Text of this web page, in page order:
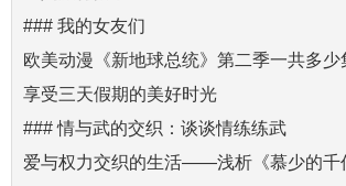
### 我的女友们
欧美动漫《新地球总统》第二季一共多少
享受三天假期的美好时光
### 情与武的交织：谈谈情练练武
爱与权力交织的生活——浅析《慕少的千